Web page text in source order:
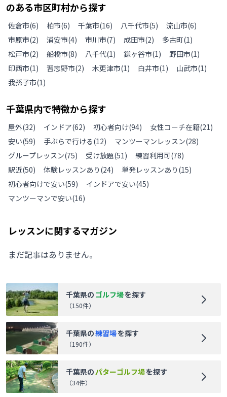
のある市区町村から探す
佐倉市(6) 柏市(6) 千葉市(16) 八千代市(5) 流山市(6)
市原市(2) 浦安市(4) 市川市(7) 成田市(2) 多古町(1)
松戸市(2) 船橋市(8) 八千代(1) 鎌ヶ谷市(1) 野田市(1)
印西市(1) 習志野市(2) 木更津市(1) 白井市(1) 山武市(1)
我孫子市(1)
千葉県内で特徴から探す
屋外(32) インドア(62) 初心者向け(94) 女性コーチ在籍(21)
安い(59) 手ぶらで行ける(12) マンツーマンレッスン(28)
グループレッスン(75) 受け放題(51) 練習利用可(78)
駅近(50) 体験レッスンあり (24) 単発レッスンあり (15)
初心者向けで安い(59) インドアで安い(45)
マンツーマンで安い(16)
レッスンに関するマガジン
まだ記事はありません。
千葉県の ゴルフ場を探す
（150件）
千葉県の練習場を探す
（190件）
千葉県のパターゴルフ場を探す
（34件）